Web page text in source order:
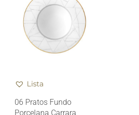
Lista
06 Pratos Fundo
Porcelana Carrara